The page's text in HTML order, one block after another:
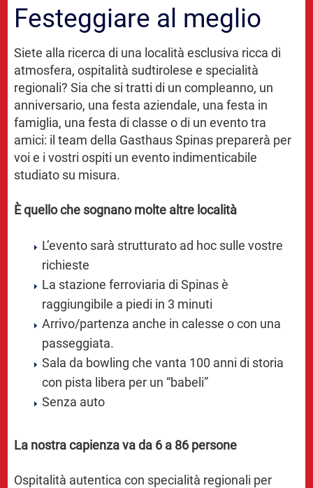
Festeggiare al meglio
Siete alla ricerca di una località esclusiva ricca di
atmosfera, ospitalità sudtirolese e specialità
regionali? Sia che si tratti di un compleanno, un
anniversario, una festa aziendale, una festa in
famiglia, una festa di classe o di un evento tra
amici: il team della Gasthaus Spinas preparerà per
voi e i vostri ospiti un evento indimenticabile
studiato su misura.
È quello che sognano molte altre località
L’evento sarà strutturato ad hoc sulle vostre
richieste
La stazione ferroviaria di Spinas è
raggiungibile a piedi in 3 minuti
Arrivo/partenza anche in calesse o con una
passeggiata.
Sala da bowling che vanta 100 anni di storia
con pista libera per un “babeli”
Senza auto
La nostra capienza va da 6 a 86 persone
Ospitalità autentica con specialità regionali per